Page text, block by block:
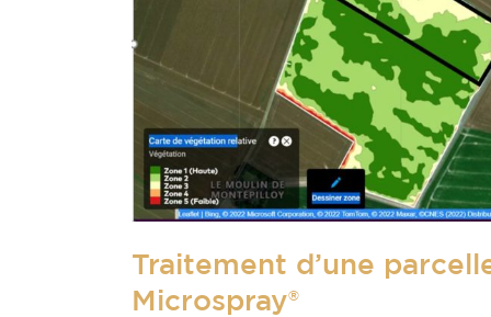
Traitement d’une
Microspray®
par
ROC-
Microspray®